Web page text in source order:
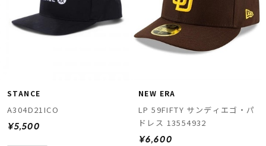
STANCE
A304D21ICO
¥5,500
NEW ERA
LP 59FIFTY サンディエゴ・パ
ドレス 13554932
¥6,600